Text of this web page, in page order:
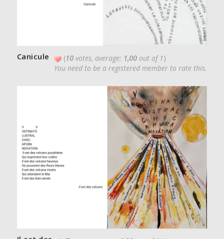
(10 votes, average: 1,00 out of 1)
You need to be a registered member to rate this.
Canicule